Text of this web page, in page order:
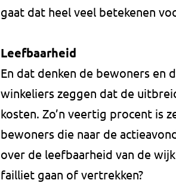
gaat dat heel veel betekenen
Leefbaarheid
En dat denken de bewoners en
winkeliers zeggen dat de
kosten. Zo’n veertig procent is
bewoners die naar de
over de leefbaarheid van de
failliet gaan of vertrekken?